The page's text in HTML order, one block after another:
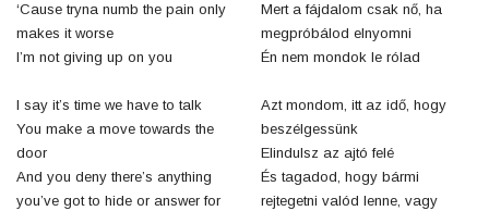
‘Cause tryna numb the pain only
makes it worse
I’m not giving up on you
I say it’s time we have to talk
You make a move towards the
door
And you deny there’s anything
you’ve got to hide or answer for
Mert a fájdalom csak nő, ha
megpróbálod elnyomni
Én nem mondok le rólad
Azt mondom, itt az idő, hogy
beszélgessünk
Elindulsz az ajtó felé
És tagadod, hogy bármi
rejtegetni valód lenne, vagy